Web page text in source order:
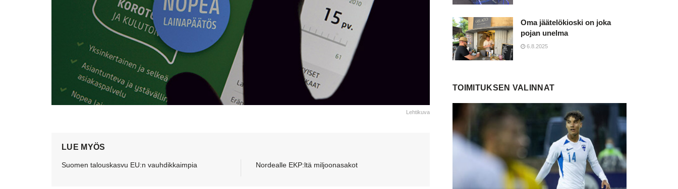
Lehtikuva
LUE MYÖS
Suomen talouskasvu EU:n vauhdikkaimpia Nordealle EKP:ltä miljoonasakot
Oma jäätelökioski on joka
pojan unelma
6.8.2025
TOIMITUKSEN VALINNAT